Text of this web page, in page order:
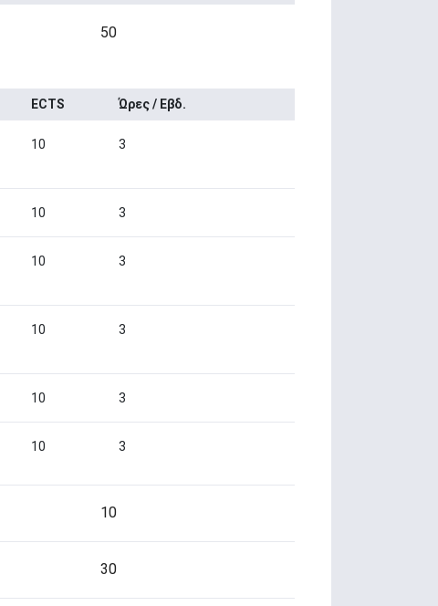
50
ECTS Ώρες / Εβδ.
10 3
10 3
10 3
10 3
10 3
10 3
10
30